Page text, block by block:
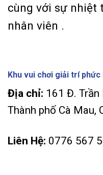
cùng với sự nhiệt
nhân viên .
Khu vui chơi giải trí phức
Địa chỉ: 161 Đ.
Thành phố Cà Mau,
Liên Hệ: 0776 567